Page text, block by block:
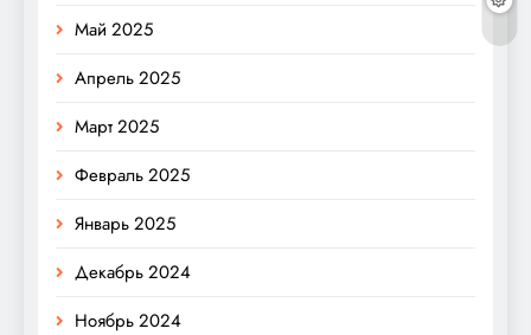
Май 2025
Апрель 2025
Март 2025
Февраль 2025
Январь 2025
Декабрь 2024
Ноябрь 2024